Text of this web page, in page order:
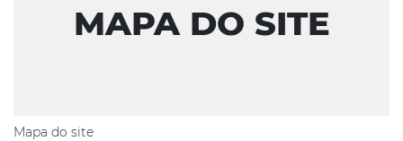
MAPA DO SITE
Mapa do site